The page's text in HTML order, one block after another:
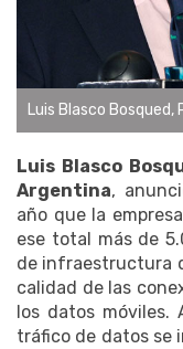
Luis Blasco
Luis Blasco
Argentina,
año que la
ese total más de
de infraestructura
calidad de las
los datos móviles.
tráfico de datos se